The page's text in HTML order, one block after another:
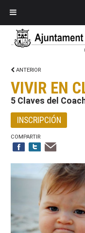
ANTERIOR
VIVIR EN
5 Claves del
INSCRIPCIÓN
COMPARTIR